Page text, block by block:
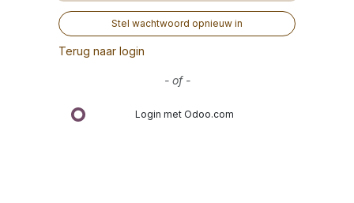
Stel wachtwoord opnieuw in
Terug naar login
- of -
Login met Odoo.com